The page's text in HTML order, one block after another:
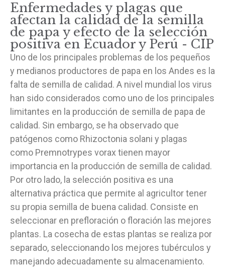
Enfermedades y plagas que
afectan la calidad de la semilla
de papa y efecto de la selección
positiva en Ecuador y Perú - CIP
Uno de los principales problemas de los pequeños
y medianos productores de papa en los Andes es la
falta de semilla de calidad. A nivel mundial los virus
han sido considerados como uno de los principales
limitantes en la producción de semilla de papa de
calidad. Sin embargo, se ha observado que
patógenos como Rhizoctonia solani y plagas
como Premnotrypes vorax tienen mayor
importancia en la producción de semilla de calidad.
Por otro lado, la selección positiva es una
alternativa práctica que permite al agricultor tener
su propia semilla de buena calidad. Consiste en
seleccionar en prefloración o floración las mejores
plantas. La cosecha de estas plantas se realiza por
separado, seleccionando los mejores tubérculos y
manejando adecuadamente su almacenamiento.